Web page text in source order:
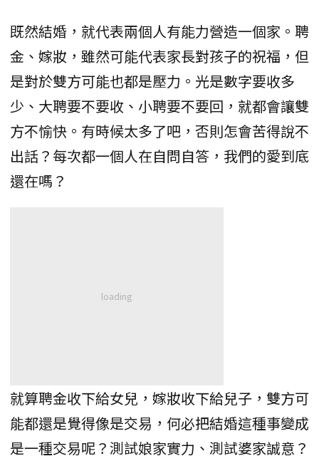
既然結婚，就代表兩個人有能力營造一個家。聘
金、嫁妝，雖然可能代表家長對孩子的祝福，但
是對於雙方可能也都是壓力。光是數字要收多
少、大聘要不要收、小聘要不要回，就都會讓雙
方不愉快。有時候太多了吧，否則怎會苦得說不
出話？每次都一個人在自問自答，我們的愛到底
還在嗎？
就算聘金收下給女兒，嫁妝收下給兒子，雙方可
能都還是覺得像是交易，何必把結婚這種事變成
是一種交易呢？測試娘家實力、測試婆家誠意？